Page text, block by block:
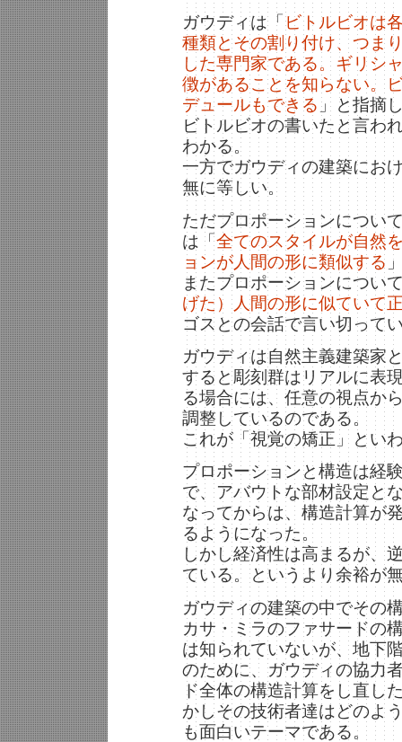
ガウディは「 ビトルビオは
種類とその割り付け、つま
した専門家である。ギリシ
徴があることを知らない。
デュールもできる 」と指摘
ビトルビオの書いたと言わ
わかる。
一方でガウディの建築にお
無に等しい。
ただプロポーションについ
は「全てのスタイルが自
ョンが人間の形に類似する
またプロポーションについ
げた）人間の形に似ていて
ゴスとの会話で言い切って
ガウディは自然主義建築家
すると彫刻群はリアルに表
る場合には、任意の視点か
調整しているのである。
これが「視覚の矯正」とい
プロポーションと構造は経
で、アバウトな部材設定と
なってからは、構造計算が
るようになった。
しかし経済性は高まるが、
ている。というより余裕が
ガウディの建築の中でその
カサ・ミラのファサードの
は知られていないが、地下
のために、ガウディの協力
ド全体の構造計算をし直し
かしその技術者達はどのよ
も面白いテーマである。